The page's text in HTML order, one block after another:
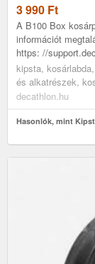
3 990 Ft
A B100 Box
információt
https: //
kipsta,
és alkatrészek,
decathlon.hu
Hasonlók, mint